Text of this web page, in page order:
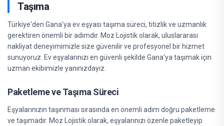
Taşıma
Türkiye'den Gana'ya ev eşyası taşıma süreci, titizlik ve uzmanlık
gerektiren önemli bir adımdır. Moz Lojistik olarak, uluslararası
nakliyat deneyimimizle size güvenilir ve profesyonel bir hizmet
sunuyoruz. Ev eşyalarınızı en güvenli şekilde Gana'ya taşımak için
uzman ekibimizle yanınızdayız.
Paketleme ve Taşıma Süreci
Eşyalarınızın taşınması sırasında en önemli adım doğru paketleme
ve taşımadır. Moz Lojistik olarak, eşyalarınızı özenle paketleyip